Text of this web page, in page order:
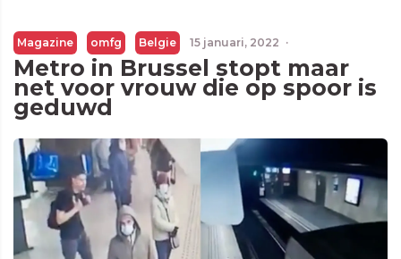
Magazine omfg Belgie 15 januari, 2022 ·
Metro in Brussel stopt maar
net voor vrouw die op spoor is
geduwd